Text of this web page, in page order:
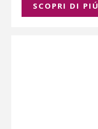
SCOPRI DI PIÚ